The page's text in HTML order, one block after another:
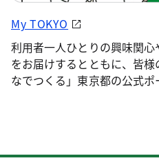
My TOKYO
利用者一人ひとりの興味関
をお届けするとともに、皆
なでつくる」東京都の公式ポ